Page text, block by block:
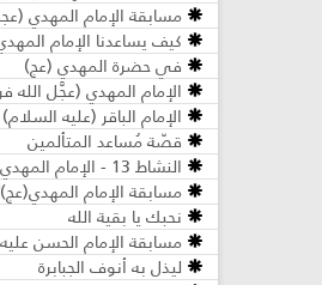
مسابقة الإمام المهدي
كيف يساعدنا الإمام
في حضرة المهدي (عج)
الإمام المهدي (عجَّل الله
الإمام الباقر (عليه
قصّة مُساعد المتألمين
النشاط 13 - الإمام المهدي (عجّل الله فرجه) يساعدنا في غيبته - مرحلة الأشبال والزهرات
مسابقة الإمام
نحبك يا بقية الله
مسابقة الإمام الحسن
ليذل به أنوف الجبابرة